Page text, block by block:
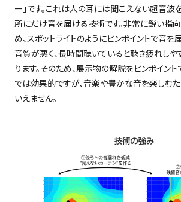
ー」です。これは人の耳には聞こえない超音波
所にだけ音を届ける技術です。非常に鋭い指
め、スポットライトのようにピンポイントで音を
音質が悪く、長時間聴いていると聴き疲れし
ります。そのため、展示物の解説をピンポイン
では効果的ですが、音楽や豊かな音を楽しむ
いえません。